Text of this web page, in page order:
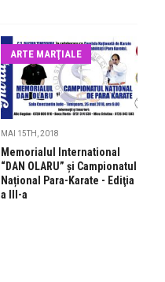
ARTE MARŢIALE
MAI 15TH, 2018
Memorialul International
“DAN OLARU” și Campionatul
Național Para-Karate - Ediţia
a III-a